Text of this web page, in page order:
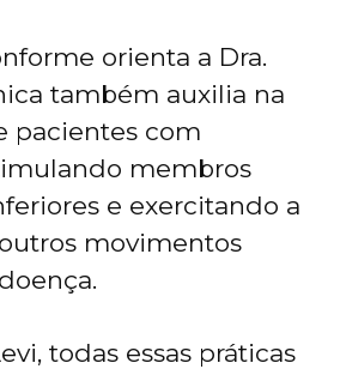
orienta a Dra.
também auxilia na
pacientes com
membros
e exercitando a
movimentos
todas essas práticas